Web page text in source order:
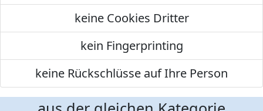
keine Cookies Dritter
kein Fingerprinting
keine Rückschlüsse auf Ihre Person